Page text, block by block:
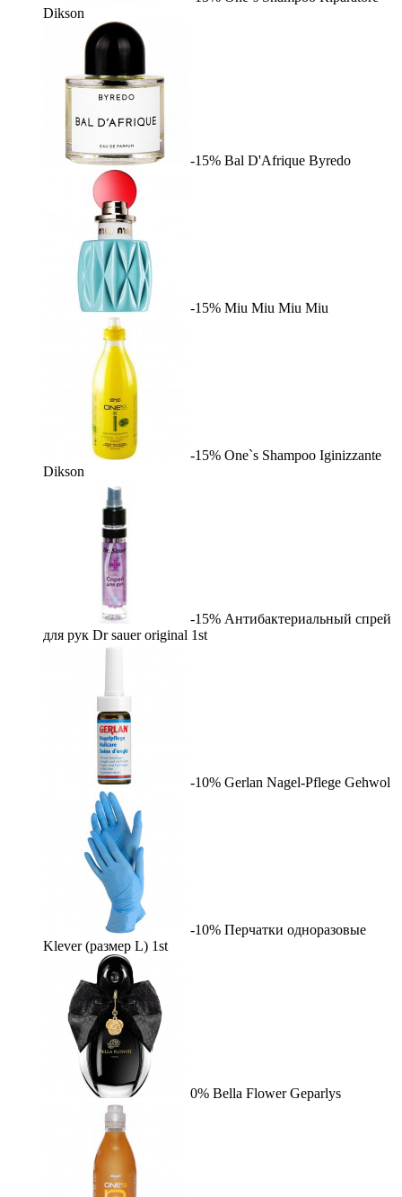
Dikson
-15% Bal D'Afrique Byredo
-15% Miu Miu Miu Miu
-15% One`s Shampoo Iginizzante
Dikson
-15% Антибактериальный спрей
для рук Dr sauer original 1st
-10% Gerlan Nagel-Pflege Gehwol
-10% Перчатки одноразовые
Klever (размер L) 1st
0% Bella Flower Geparlys